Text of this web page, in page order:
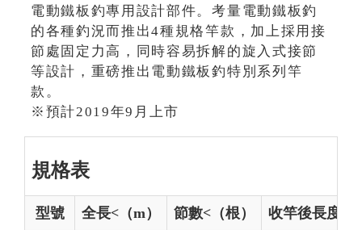
電動鐵板釣專用設計部件。考量電動鐵板釣
的各種釣況而推出4種規格竿款，加上採用接
節處固定力高，同時容易拆解的旋入式接節
等設計，重磅推出電動鐵板釣特別系列竿
款。
※預計2019年9月上市
規格表
型號 全長<（m） 節數<（根） 收竿後長度（